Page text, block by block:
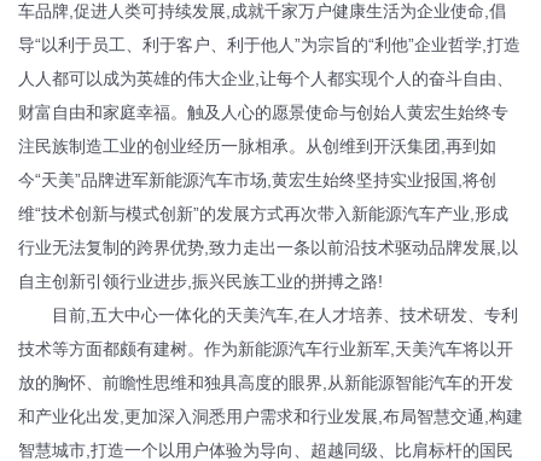
车品牌,促进人类可持续发展,成就千家万户健康生活为企业使命,倡
导“以利于员工、利于客户、利于他人”为宗旨的“利他”企业哲学,打造
人人都可以成为英雄的伟大企业,让每个人都实现个人的奋斗自由、
财富自由和家庭幸福。触及人心的愿景使命与创始人黄宏生始终专
注民族制造工业的创业经历一脉相承。从创维到开沃集团,再到如
今“天美”品牌进军新能源汽车市场,黄宏生始终坚持实业报国,将创
维“技术创新与模式创新”的发展方式再次带入新能源汽车产业,形成
行业无法复制的跨界优势,致力走出一条以前沿技术驱动品牌发展,以
自主创新引领行业进步,振兴民族工业的拼搏之路!
目前,五大中心一体化的天美汽车,在人才培养、技术研发、专利
技术等方面都颇有建树。作为新能源汽车行业新军,天美汽车将以开
放的胸怀、前瞻性思维和独具高度的眼界,从新能源智能汽车的开发
和产业化出发,更加深入洞悉用户需求和行业发展,布局智慧交通,构建
智慧城市,打造一个以用户体验为导向、超越同级、比肩标杆的国民